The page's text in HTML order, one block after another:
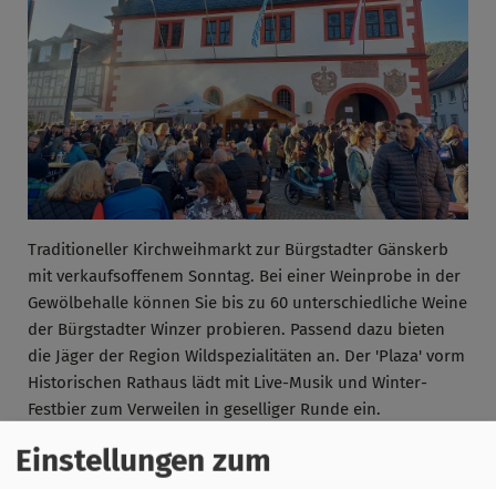
Traditioneller Kirchweihmarkt zur Bürgstadter Gänskerb
mit verkaufsoffenem Sonntag. Bei einer Weinprobe in der
Gewölbehalle können Sie bis zu 60 unterschiedliche Weine
der Bürgstadter Winzer probieren. Passend dazu bieten
die Jäger der Region Wildspezialitäten an. Der 'Plaza' vorm
Historischen Rathaus lädt mit Live-Musik und Winter-
Festbier zum Verweilen in geselliger Runde ein.
Weitere Informationen zum Programm können in Kürze
Einstellungen zum